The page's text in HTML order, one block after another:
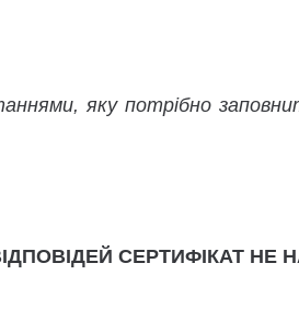
яку потрібно
СЕРТИФІКАТ НЕ